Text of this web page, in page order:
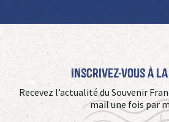
Inscrivez-vous à
Recevez l’actualité du Souvenir
mail une fois par